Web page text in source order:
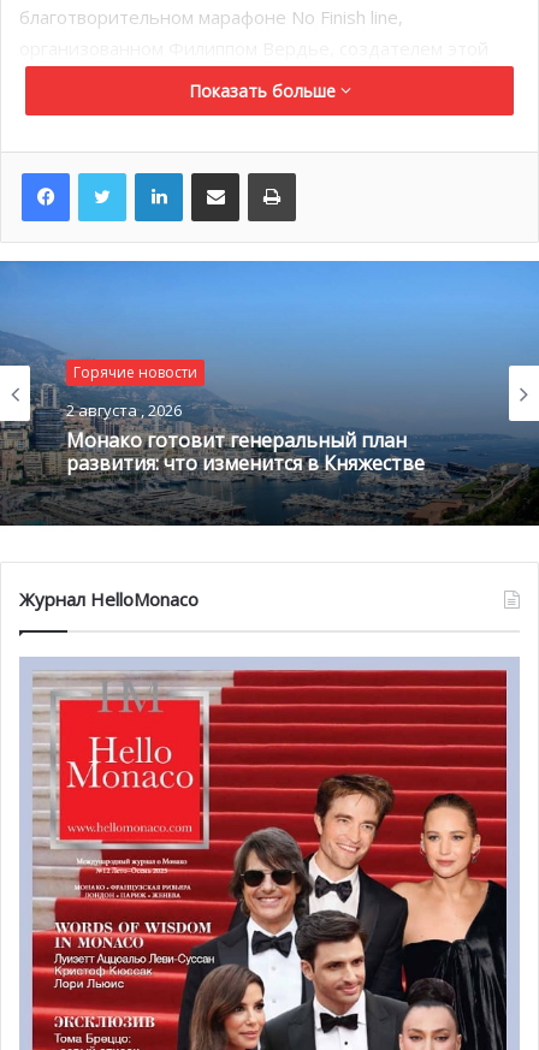
благотворительном марафоне No Finish line,
акции, которая теперь проходит в разных городах во
всем мире. Князь Монако, окружённый такими
Саган (велогонщик), Доминик Хрбати (теннисист),
Матвей Тот (легкоатлет), пробежал последние
победителям.
Показать больше
LinkedInПоделиться по электронной почте Распечатать
Горячие новости
2 августа , 2026
Монако готовит генеральный план
развития: что изменится в Княжестве
Журнал HelloMonaco